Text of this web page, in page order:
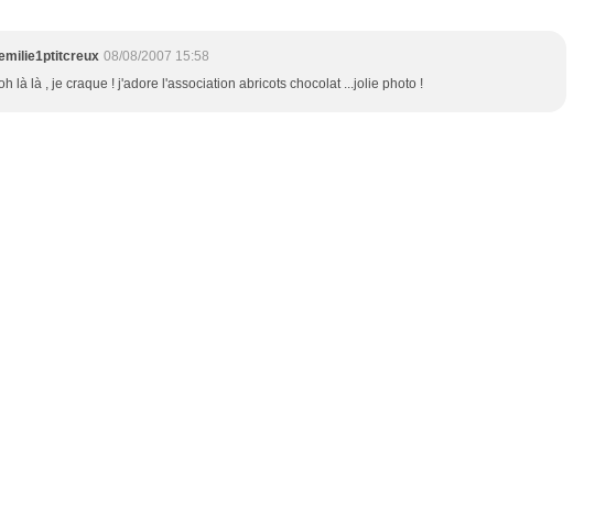
08/08/2007 15:58
là là , je craque ! j'adore l'association abricots chocolat ...jolie photo !